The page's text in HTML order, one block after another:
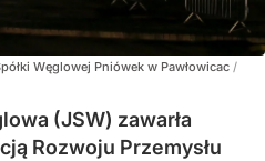
Węglowej Pniówek w Pawłowicac /
(JSW) zawarła
Rozwoju Przemysłu